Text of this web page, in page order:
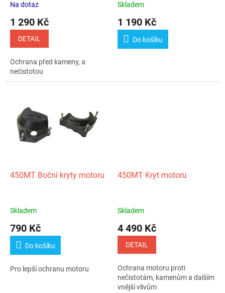
Na dotaz
1 290 Kč
DETAIL
Ochrana před kameny, a
nečistotou
Skladem
1 190 Kč
Do košíku
450MT Boční kryty motoru
Skladem
790 Kč
Do košíku
Pro lepší ochranu motoru
450MT Kryt motoru
Skladem
4 490 Kč
DETAIL
Ochrana motoru proti
nečistotám, kamenům a dalším
vnější vlivům